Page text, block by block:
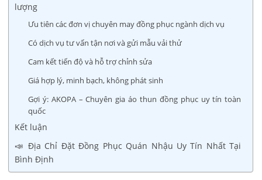
lượng
Ưu tiên các đơn vị chuyên may đồng phục ngành dịch vụ
Có dịch vụ tư vấn tận nơi và gửi mẫu vải thử
Cam kết tiến độ và hỗ trợ chỉnh sửa
Giá hợp lý, minh bạch, không phát sinh
Gợi ý: AKOPA – Chuyên gia áo thun đồng phục uy tín toàn
quốc
Kết luận
📣 Địa Chỉ Đặt Đồng Phục Quán Nhậu Uy Tín Nhất Tại
Bình Định